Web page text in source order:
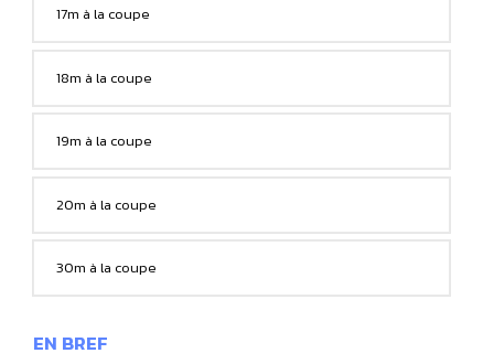
17m à la coupe
18m à la coupe
19m à la coupe
20m à la coupe
30m à la coupe
EN BREF